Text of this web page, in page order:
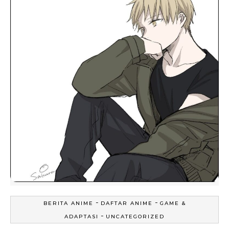
BERITA ANIME - DAFTAR ANIME - GAME &
ADAPTASI
- UNCATEGORIZED